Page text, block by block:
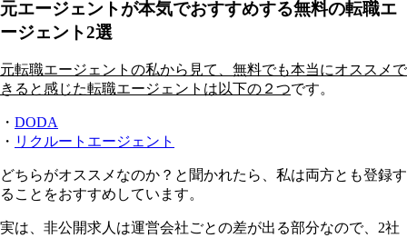
元エージェントが本気でおすすめする無料の転職エ
ージェント2選
元転職エージェントの私から見て、無料でも本当にオススメで
きると感じた転職エージェントは以下の２つです。
・ DODA
・ リクルートエージェント
どちらがオススメなのか？と聞かれたら、私は両方とも登録す
ることをおすすめ しています。
実は、非公開求人は運営会社ごとの差が出る部分なので、2社